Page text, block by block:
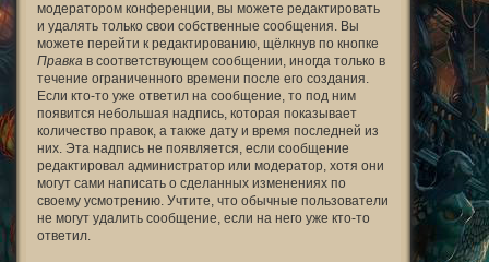
модератором конференции, вы можете редактировать
и удалять только свои собственные сообщения. Вы
можете перейти к редактированию, щёлкнув по кнопке
Правка в соответствующем сообщении, иногда только в
течение ограниченного времени после его создания.
Если кто-то уже ответил на сообщение, то под ним
появится небольшая надпись, которая показывает
количество правок, а также дату и время последней из
них. Эта надпись не появляется, если сообщение
редактировал администратор или модератор, хотя они
могут сами написать о сделанных изменениях по
своему усмотрению. Учтите, что обычные пользователи
не могут удалить сообщение, если на него уже кто-то
ответил.